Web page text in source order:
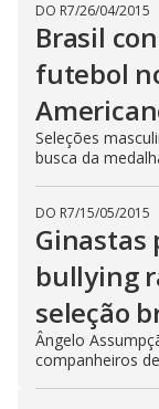
DO R7/26/04/2015
Brasil
futebol
Seleções
busca da
DO R7/15/05/2015
Ginastas
bullying
seleção
Ângelo
companheiros